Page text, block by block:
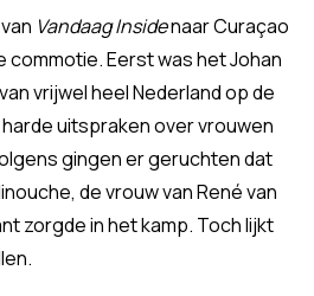
Vandaag Insidenaar Curaçao
commotie. Eerst was het Johan
vrijwel heel Nederland op de
uitspraken over vrouwen
gingen er geruchten dat
de vrouw van René van
zorgde in het kamp. Toch lijkt